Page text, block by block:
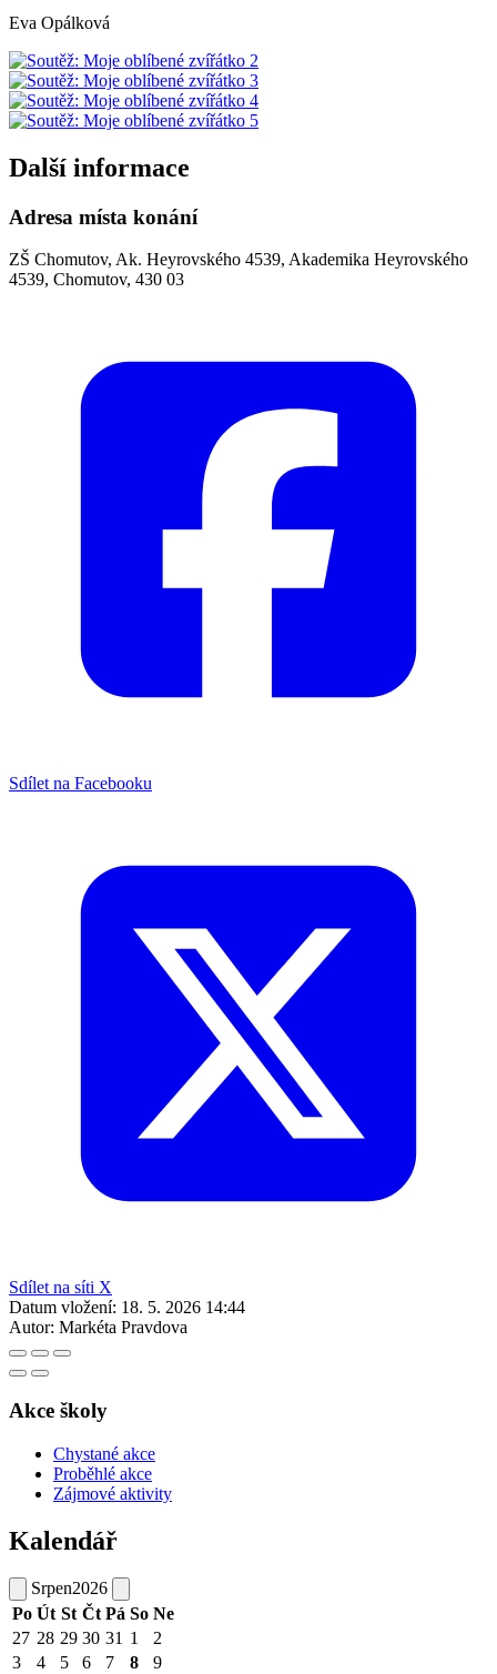
Eva Opálková
Další informace
Adresa místa konání
ZŠ Chomutov, Ak. Heyrovského 4539, Akademika Heyrovského
4539, Chomutov, 430 03
Sdílet na Facebooku
Sdílet na síti X
Datum vložení: 18. 5. 2026 14:44
Autor: Markéta Pravdova
Akce školy
Chystané akce
Proběhlé akce
Zájmové aktivity
Kalendář
Srpen2026
Po Út St Čt Pá So Ne
27 28 29 30 31 1
2
3
4 5 6 7 8
9